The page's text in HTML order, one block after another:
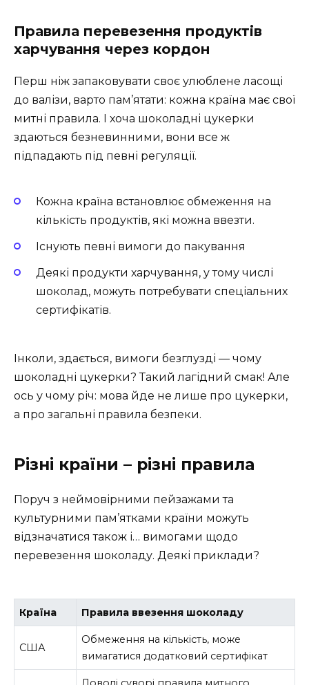
Правила перевезення продуктів
харчування через кордон
Перш ніж запаковувати своє улюблене ласощі
до валізи, варто пам’ятати: кожна країна має свої
митні правила. І хоча шоколадні цукерки
здаються безневинними, вони все ж
підпадають під певні регуляції.
Кожна країна встановлює обмеження на
кількість продуктів, які можна ввезти.
Існують певні вимоги до пакування
Деякі продукти харчування, у тому числі
шоколад, можуть потребувати спеціальних
сертифікатів.
Інколи, здається, вимоги безглузді — чому
шоколадні цукерки? Такий лагідний смак! Але
ось у чому річ: мова йде не лише про цукерки,
а про загальні правила безпеки.
Різні країни – різні правила
Поруч з неймовірними пейзажами та
культурними пам’ятками країни можуть
відзначатися також і… вимогами щодо
перевезення шоколаду. Деякі приклади?
Країна Правила ввезення шоколаду
США
Обмеження на кількість, може
вимагатися додатковий сертифікат